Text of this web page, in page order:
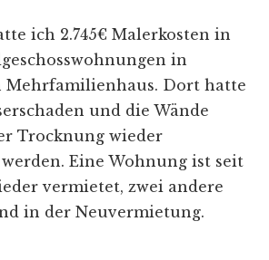
ich 2.745€ Malerkosten in
in
Mehrfamilienhaus. Dort hatte
und die Wände
Trocknung wieder
Eine Wohnung ist seit
vermietet, zwei andere
in der Neuvermietung.